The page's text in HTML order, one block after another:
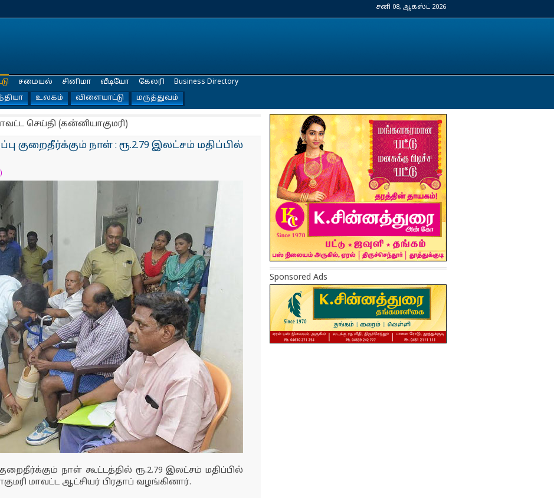
சனி 08, ஆகஸ்ட் 2026
உலகம் விளையாட்டு மருத்துவம்
சமையல் சினிமா வீடியோ கேலரி Business Directory
செய்தி (கன்னியாகுமரி)
குறைதீர்க்கும் நாள் : ரூ.2.79 இலட்சம் மதிப்பில்
நாள் கூட்டத்தில் ரூ.2.79 இலட்சம் மதிப்பில்
மாவட்ட ஆட்சியர் பிரதாப் வழங்கினார்.
Sponsored Ads